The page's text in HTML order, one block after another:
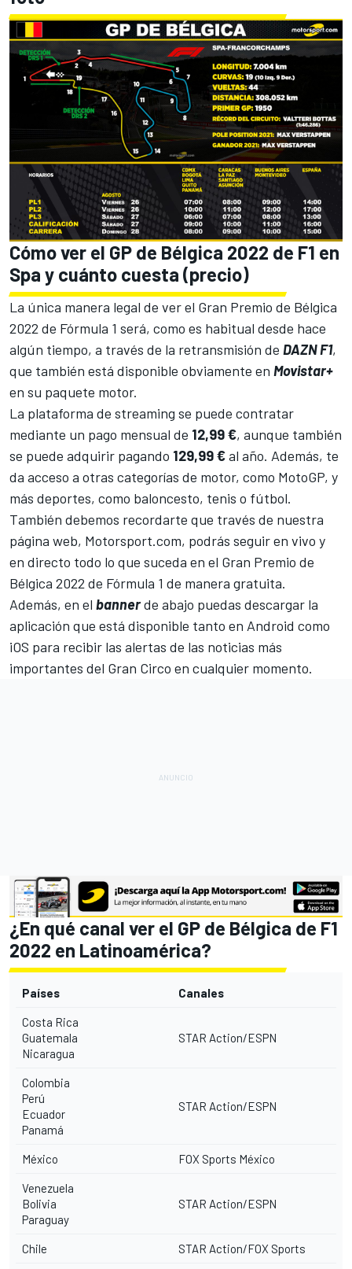
Cómo ver el GP de Bélgica 2022 de F1 en
Spa y cuánto cuesta (precio)
La única manera legal de ver el Gran Premio de Bélgica
2022 de Fórmula 1 será, como es habitual desde hace
algún tiempo, a través de la retransmisión de DAZN F1,
que también está disponible obviamente en Movistar+
en su paquete motor.
La plataforma de streaming se puede contratar
mediante un pago mensual de 12,99 €, aunque también
se puede adquirir pagando 129,99 €al año. Además, te
da acceso a otras categorías de motor, como MotoGP, y
más deportes, como baloncesto, tenis o fútbol.
También debemos recordarte que través de nuestra
página web, Motorsport.com, podrás seguir en vivo y
en directo todo lo que suceda en el Gran Premio de
Bélgica 2022 de Fórmula 1 de manera gratuita.
Además, en el bannerde abajo puedas descargar la
aplicación que está disponible tanto en Android como
iOS para recibir las alertas de las noticias más
importantes del Gran Circo en cualquier momento.
¿En qué canal ver el GP de Bélgica de F1
2022 en Latinoamérica?
Países Canales
Costa Rica
Guatemala
Nicaragua
STAR Action/ESPN
Colombia
Perú
Ecuador
Panamá
STAR Action/ESPN
México FOX Sports México
Venezuela
Bolivia
Paraguay
STAR Action/ESPN
Chile STAR Action/FOX Sports